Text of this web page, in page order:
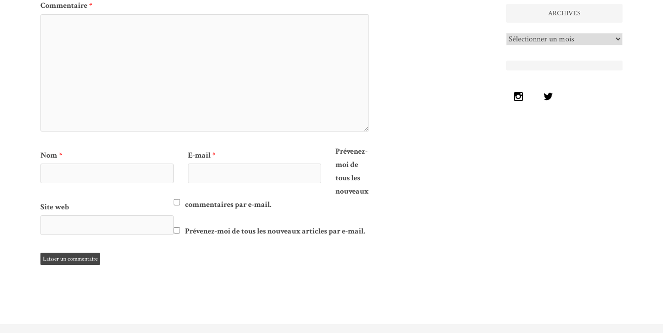
Commentaire*
Nom* E-mail*
Site web
Prévenez-
moi de
tous les
nouveaux
commentaires par e-mail.
Prévenez-moi de tous les nouveaux articles par e-mail.
ARCHIVES
Archives